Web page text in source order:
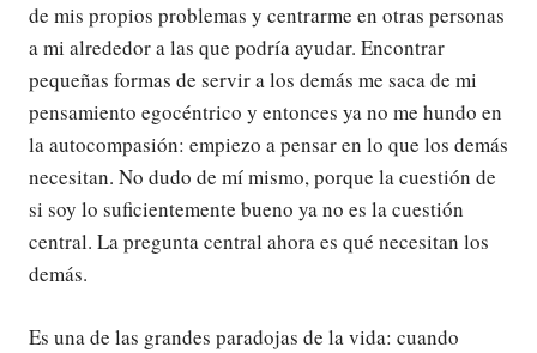
de mis propios problemas y centrarme en otras personas
a mi alrededor a las que podría ayudar. Encontrar
pequeñas formas de servir a los demás me saca de mi
pensamiento egocéntrico y entonces ya no me hundo en
la autocompasión: empiezo a pensar en lo que los demás
necesitan. No dudo de mí mismo, porque la cuestión de
si soy lo suficientemente bueno ya no es la cuestión
central. La pregunta central ahora es qué necesitan los
demás.
Es una de las grandes paradojas de la vida: cuando